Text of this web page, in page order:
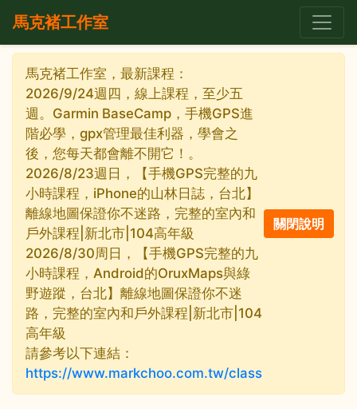
馬克褚工作室
馬克褚工作室，最新課程：
2026/9/24週四，線上課程，至少五
週。Garmin BaseCamp，手機GPS進
階必學，gpx管理最佳利器，學會之
後，您每天都會離不開它！。
2026/8/23週日，【手機GPS完整的九
小時課程，iPhone的山林日誌，台北】
離線地圖保證你不迷路，完整的室內和
戶外課程|新北市|104高年級
2026/8/30周日，【手機GPS完整的九
小時課程，Android的OruxMaps與綠
野遊蹤，台北】離線地圖保證你不迷
路，完整的室內和戶外課程|新北市|104
高年級
請參考以下連結：
https://www.markchoo.com.tw/class